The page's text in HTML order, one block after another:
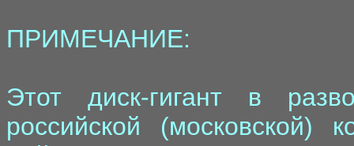
ПРИМЕЧАНИЕ:
Этот диск-гигант в
российской